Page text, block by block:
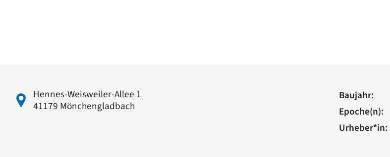
Hennes-Weisweiler-Allee 1
41179 Mönchengladbach
Baujahr:
Epoche(n):
Urheber*in: